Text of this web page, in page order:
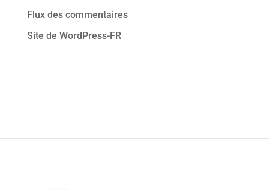
Flux des commentaires
Site de WordPress-FR